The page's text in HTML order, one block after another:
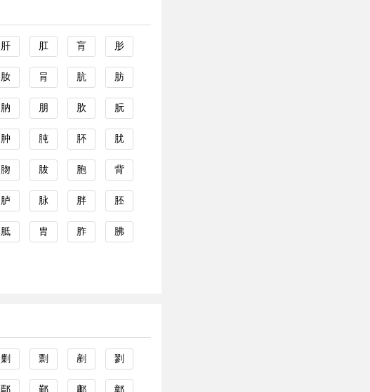
肝 肛 肓 肜
肗 肙 肮 肪
肭 朋 肷 朊
肿 肫 肧 肬
肳 胈 胞 背
胪 脉 胖 胚
胝 胄 胙 胇
剿 剽 剷 剹
鄢 鄞 鄘 鄣